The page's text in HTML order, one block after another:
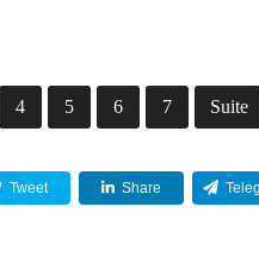
4 5 6 7 Suite
Tweet Share